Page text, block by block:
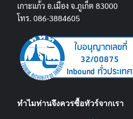
เกาะแก้ว อ.เมือง จ.ภูเก็ต 83000
โทร. 086-3884605
ทำไมท่านจึงควรซื้อทัวร์จากเรา